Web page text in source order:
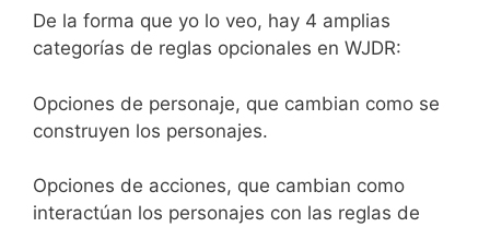
De la forma que yo lo veo, hay 4 amplias
categorías de reglas opcionales en WJDR:
Opciones de personaje, que cambian como se
construyen los personajes.
Opciones de acciones, que cambian como
interactúan los personajes con las reglas de